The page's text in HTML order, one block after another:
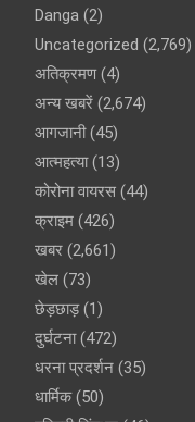
Danga (2)
Uncategorized (2,769)
अतिक्रमण(4)
अन्य खबरें (2,674)
आगजानी(45)
आत्महत्या(13)
कोरोना वायरस (44)
क्राइम (426)
खबर (2,661)
खेल (73)
छेड़छाड़(1)
दुर्घटना(472)
धरना प्रदर्शन (35)
धार्मिक(50)